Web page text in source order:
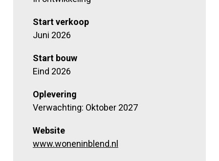
Start verkoop
Juni 2026
Start bouw
Eind 2026
Oplevering
Verwachting: Oktober 2027
Website
www.woneninblend.nl